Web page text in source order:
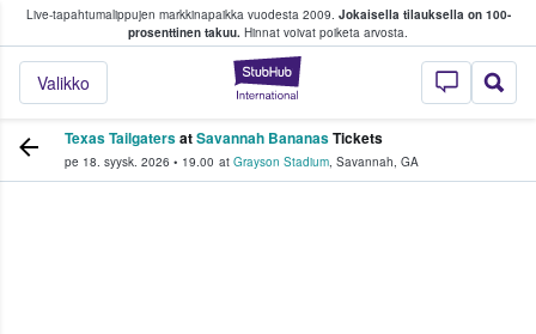
Live-tapahtumalippujen markkinapaikka vuodesta 2009. Jokaisella tilauksella on 100-
prosenttinen takuu. Hinnat voivat poiketa arvosta.
StubHub -
Valikko
fanit ostavat ja myyvät lippuja
Texas TailgatersatSavannah BananasTickets
pe 18. syysk. 2026 • 19.00 at Grayson Stadium, Savannah, GA